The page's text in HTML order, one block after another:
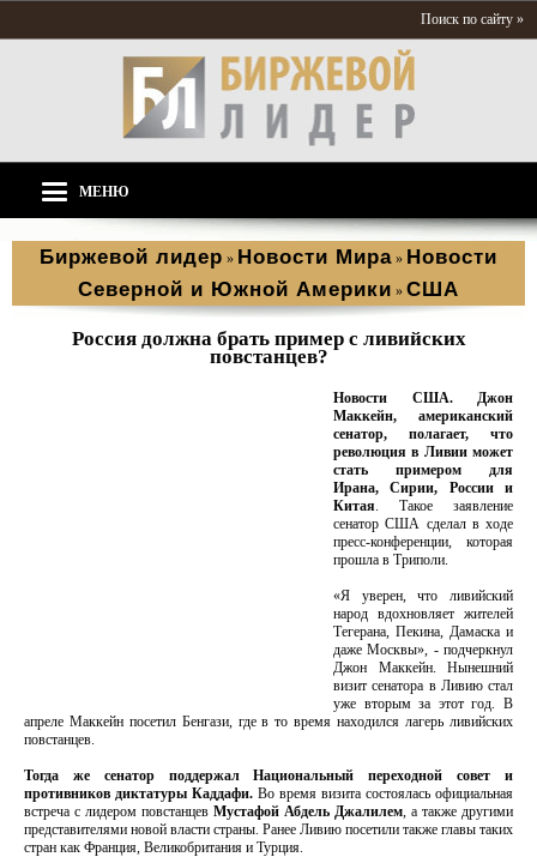
Поиск по сайту »
МЕНЮ
Биржевой лидер » Новости Мира » Новости
Северной и Южной Америки » США
Россия должна брать пример с ливийских
повстанцев?
Новости США.
Джон
Маккейн, американский
сенатор, полагает, что
революция в Ливии может
стать примером для
Ирана, Сирии, России и
Китая. Такое заявление
сенатор США сделал в ходе
пресс-конференции, которая
прошла в Триполи.
«Я уверен, что ливийский
народ вдохновляет жителей
Тегерана, Пекина, Дамаска и
даже Москвы», - подчеркнул
Джон Маккейн. Нынешний
визит сенатора в Ливию стал
уже вторым за этот год. В
апреле Маккейн посетил Бенгази, где в то время находился лагерь ливийских
повстанцев.
Тогда же сенатор поддержал Национальный переходной совет и
противников диктатуры Каддафи. Во время визита состоялась официальная
встреча с лидером повстанцев Мустафой Абдель Джалилем, а также другими
представителями новой власти страны. Ранее Ливию посетили также главы таких
стран как Франция, Великобритания и Турция.